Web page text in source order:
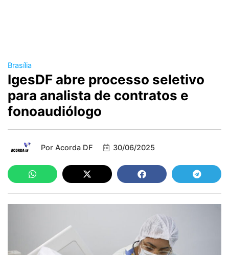
Brasília
IgesDF abre processo seletivo
para analista de contratos e
fonoaudiólogo
Por Acorda DF 30/06/2025